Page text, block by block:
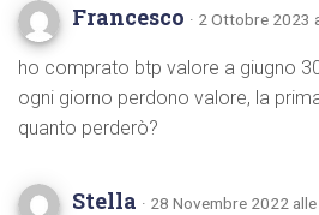
Francesco · 2 Ottobre 2023
ho comprato btp valore a giugno
ogni giorno perdono valore, la
quanto perderò?
Stella · 28 Novembre 2022